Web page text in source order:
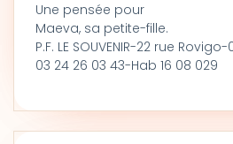
Une pensée pour
Maeva, sa petite-fille.
P.F. LE SOUVENIR-22 rue
03 24 26 03 43-Hab 16 08 029